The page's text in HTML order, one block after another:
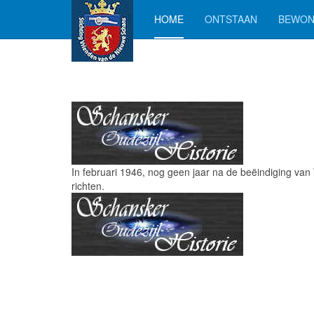
HOME ONTSTAAN
In februari 1946, nog geen jaar na de beëindiging
richten.